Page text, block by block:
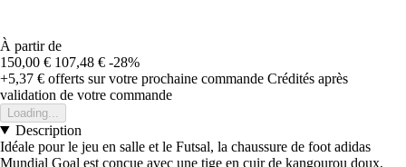
À partir de
150,00 € 107,48 € -28%
+5,37 € offerts sur votre prochaine commande Crédités après
validation de votre commande
Loading...
Description
Idéale pour le jeu en salle et le Futsal, la chaussure de foot adidas
Mundial Goal est conçue avec une tige en cuir de kangourou doux,